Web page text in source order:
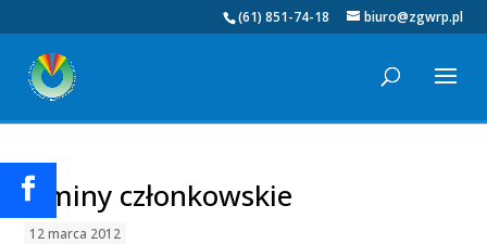
(61) 851-74-18 biuro@zgwrp.pl
Gminy członkowskie
12 marca 2012